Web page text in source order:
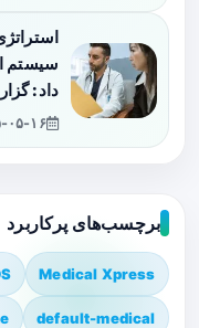
سیستم
داد:
۱۴۰۵-
برچسب‌های پرکاربرد
Medical Xpress
default-medical